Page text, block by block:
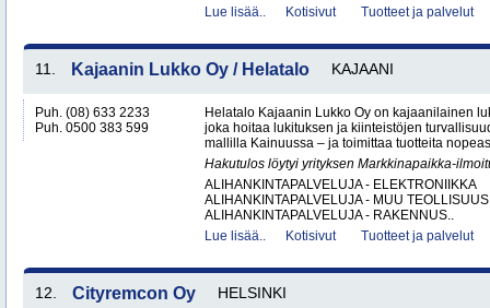
Lue lisää..
Kotisivut Tuotteet ja palvelut
11. Kajaanin Lukko Oy / Helatalo KAJAANI
Puh. (08) 633 2233
Puh. 0500 383 599
Helatalo Kajaanin Lukko Oy on kajaanilainen
joka hoitaa lukituksen ja kiinteistöjen
mallilla Kainuussa – ja toimittaa tuotteita
Hakutulos löytyi yrityksen Markkinapaikka-
ALIHANKINTAPALVELUJA - ELEKTRONIIKKA
ALIHANKINTAPALVELUJA - MUU TEOLLISUUS
ALIHANKINTAPALVELUJA - RAKENNUS..
Lue lisää..
Kotisivut Tuotteet ja palvelut
12. Cityremcon Oy HELSINKI